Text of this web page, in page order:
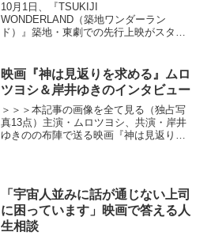
10月1日、『TSUKIJI
WONDERLAND（築地ワンダーラン
ド）』築地・東劇での先行上映がスター
小十）、亀谷直秀さん（仲卸）、島津修
さん（仲卸）、遠藤尚太郎監督...
映画『神は見返りを求める』ムロ
ツヨシ＆岸井ゆきのインタビュー
＞＞＞本記事の画像を全て見る（独占写
真13点）主演・ムロツヨシ、共演・岸井
ゆきのの布陣で送る映画『神は見返りを
間の仄暗...
「宇宙人並みに話が通じない上司
に困っています」映画で答える人
生相談